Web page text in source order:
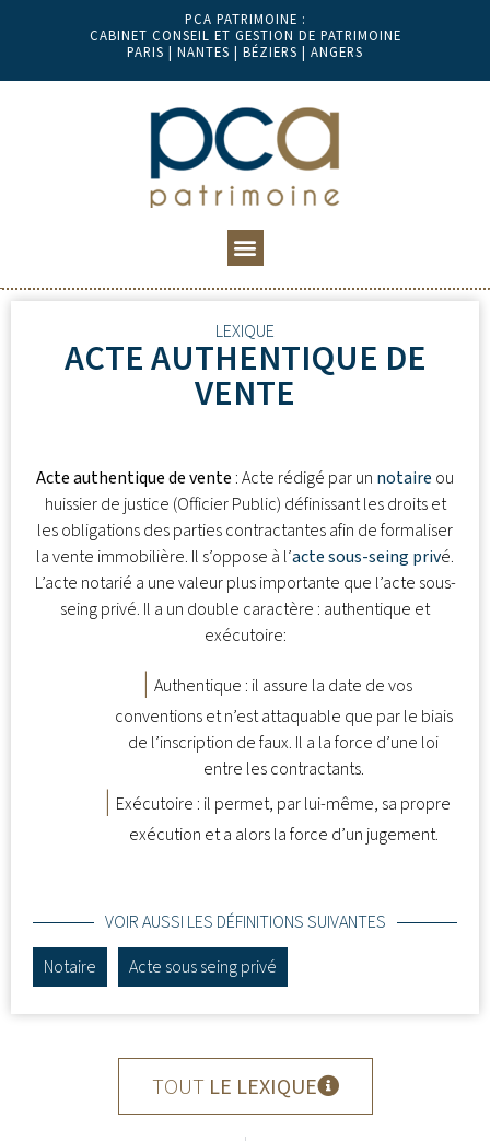
PCA PATRIMOINE :
CABINET CONSEIL ET GESTION DE PATRIMOINE
PARIS | NANTES | BÉZIERS | ANGERS
LEXIQUE
ACTE AUTHENTIQUE DE
VENTE
Acte authentique de vente : Acte rédigé par un notaire ou
huissier de justice (Officier Public) définissant les droits et
les obligations des parties contractantes afin de formaliser
la vente immobilière. Il s’oppose à l’acte sous-seing privé.
L’acte notarié a une valeur plus importante que l’acte sous-
seing privé. Il a un double caractère : authentique et
exécutoire:
Authentique : il assure la date de vos
conventions et n’est attaquable que par le biais
de l’inscription de faux. Il a la force d’une loi
entre les contractants.
Exécutoire : il permet, par lui-même, sa propre
exécution et a alors la force d’un jugement.
VOIR AUSSI LES DÉFINITIONS SUIVANTES
Notaire
Acte sous seing privé
TOUT LE LEXIQUE